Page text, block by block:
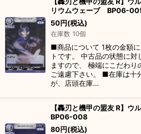
リウムウェーブ BP06-
50円(税込)
在庫数 10個
■商品について 1枚の金額
トです。 中古品の状態に対
ますので、 極端にこだわり
ご遠慮下さい。 ■在庫は十
が、店頭在庫…
【轟刃と機甲の盟友 R】
BP06-008
80円(税込)